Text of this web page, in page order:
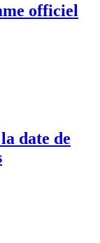
officiel
date de